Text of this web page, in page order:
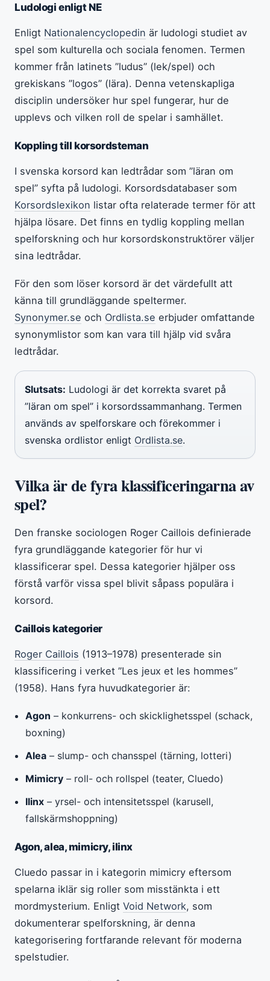
Ludologi enligt NE
Enligt Nationalencyclopedin är ludologi studiet av
spel som kulturella och sociala fenomen. Termen
kommer från latinets ”ludus” (lek/spel) och
grekiskans ”logos” (lära). Denna vetenskapliga
disciplin undersöker hur spel fungerar, hur de
upplevs och vilken roll de spelar i samhället.
Koppling till korsordsteman
I svenska korsord kan ledtrådar som ”läran om
spel” syfta på ludologi. Korsordsdatabaser som
Korsordslexikon listar ofta relaterade termer för att
hjälpa lösare. Det finns en tydlig koppling mellan
spelforskning och hur korsordskonstruktörer väljer
sina ledtrådar.
För den som löser korsord är det värdefullt att
känna till grundläggande speltermer.
Synonymer.se och Ordlista.se erbjuder omfattande
synonymlistor som kan vara till hjälp vid svåra
ledtrådar.
Slutsats: Ludologi är det korrekta svaret på
”läran om spel” i korsordssammanhang. Termen
används av spelforskare och förekommer i
svenska ordlistor enligt Ordlista.se.
Vilka är de fyra klassificeringarna av
spel?
Den franske sociologen Roger Caillois definierade
fyra grundläggande kategorier för hur vi
klassificerar spel. Dessa kategorier hjälper oss
förstå varför vissa spel blivit såpass populära i
korsord.
Caillois kategorier
Roger Caillois (1913–1978) presenterade sin
klassificering i verket ”Les jeux et les hommes”
(1958). Hans fyra huvudkategorier är:
Agon – konkurrens- och skicklighetsspel (schack,
boxning)
Alea – slump- och chansspel (tärning, lotteri)
Mimicry – roll- och rollspel (teater, Cluedo)
Ilinx – yrsel- och intensitetsspel (karusell,
fallskärmshoppning)
Agon, alea, mimicry, ilinx
Cluedo passar in i kategorin mimicry eftersom
spelarna iklär sig roller som misstänkta i ett
mordmysterium. Enligt Void Network, som
dokumenterar spelforskning, är denna
kategorisering fortfarande relevant för moderna
spelstudier.